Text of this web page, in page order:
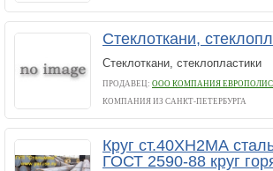
Стеклоткани,
Стеклоткани, стеклопластики
ПРОДАВЕЦ: ООО КОМПАНИЯ ЕВРОПОЛИС
КОМПАНИЯ ИЗ САНКТ-ПЕТЕРБУРГА
Круг ст.40ХН2МА
ГОСТ 2590-88 круг